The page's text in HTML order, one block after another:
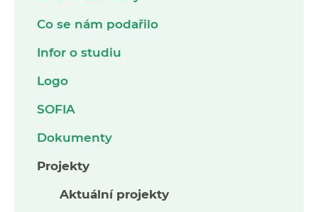
Co se nám podařilo
Infor o studiu
Logo
SOFIA
Dokumenty
Projekty
Aktuální projekty